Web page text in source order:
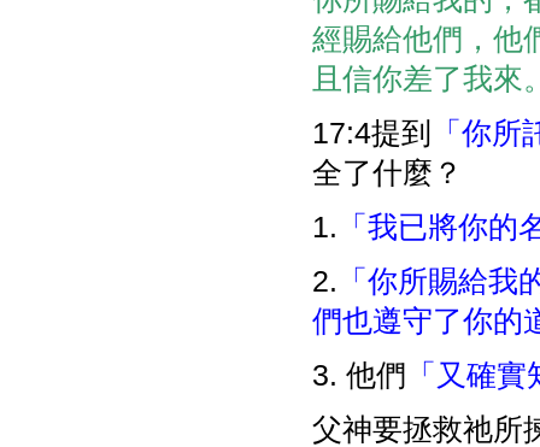
經賜給他們，他
且信你差了我來
17:4提到
「你
全了什麼？
1. 「我已將你的
2. 「你所賜給
們也遵守了你的
3. 他們 「又確
父神要拯救祂所